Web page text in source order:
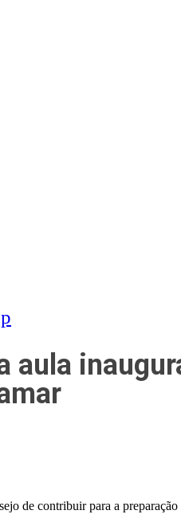
aula
de contribuir para a